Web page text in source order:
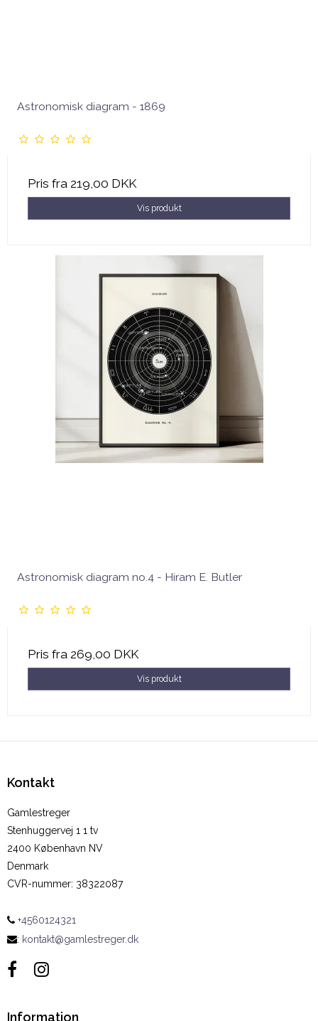
Astronomisk diagram - 1869
Pris fra 219,00 DKK
Vis produkt
Astronomisk diagram no.4 - Hiram E. Butler
Pris fra 269,00 DKK
Vis produkt
Kontakt
Gamlestreger
Stenhuggervej 1 1 tv
2400 København NV
Denmark
CVR-nummer: 38322087
+4560124321
: kontakt@gamlestreger.dk
Information